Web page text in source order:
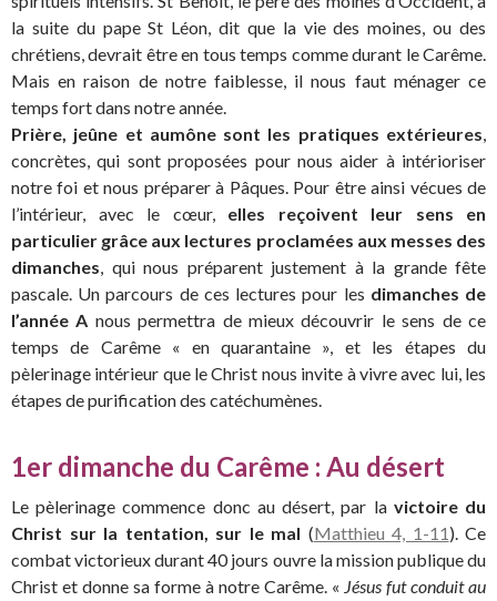
la suite du pape St Léon, dit que la vie des moines, ou des
chrétiens, devrait être en tous temps comme durant le Carême.
Mais en raison de notre faiblesse, il nous faut ménager ce
temps fort dans notre année.
Prière, jeûne et aumône sont les pratiques extérieures,
concrètes, qui sont proposées pour nous aider à intérioriser
notre foi et nous préparer à Pâques. Pour être ainsi vécues de
l’intérieur, avec le cœur, elles reçoivent leur sens en
particulier grâce aux lectures proclamées aux messes des
dimanches, qui nous préparent justement à la grande fête
pascale. Un parcours de ces lectures pour les dimanches de
l’année A nous permettra de mieux découvrir le sens de ce
temps de Carême « en quarantaine », et les étapes du
pèlerinage intérieur que le Christ nous invite à vivre avec lui, les
étapes de purification des catéchumènes.
1er dimanche du Carême : Au désert
Le pèlerinage commence donc au désert, par la victoire du
Christ sur la tentation, sur le mal (Matthieu 4, 1-11). Ce
combat victorieux durant 40 jours ouvre la mission publique du
Christ et donne sa forme à notre Carême. « Jésus fut conduit au